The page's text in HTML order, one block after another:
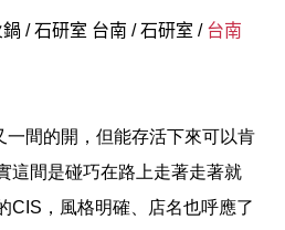
/石研室 台南 /石研室 / 台南
一間的開，但能存活下來可以肯
這間是碰巧在路上走著走著就
CIS，風格明確、店名也呼應了